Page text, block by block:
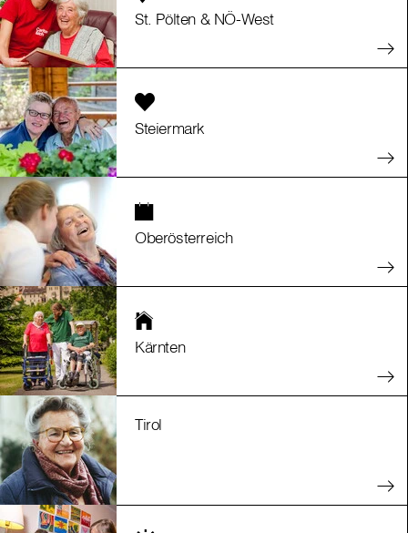
St. Pölten & NÖ-West
Steiermark
Oberösterreich
Kärnten
Tirol